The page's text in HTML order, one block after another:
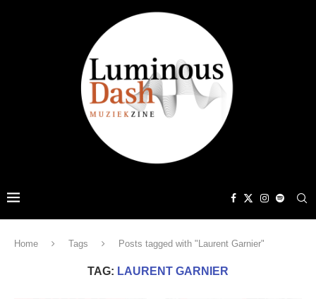
Home Tags Posts tagged with "Laurent Garnier"
TAG: LAURENT GARNIER